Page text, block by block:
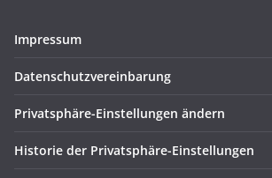
Impressum
Datenschutzvereinbarung
Privatsphäre-Einstellungen ändern
Historie der Privatsphäre-Einstellungen